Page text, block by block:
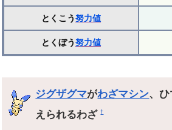
とくこう努力値
とくぼう努力値
ジグザグマがわざマシン、
えられるわざ†